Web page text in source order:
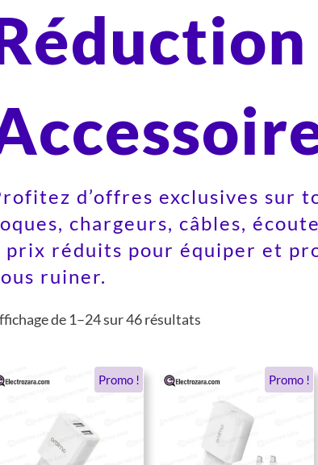
d’offres exclusives sur
chargeurs, câbles,
prix réduits pour équiper et
ruiner.
de 1–24 sur 46 résultats
Promo !
initial
était :
Le
Promo !
prix
initial
était :
Le